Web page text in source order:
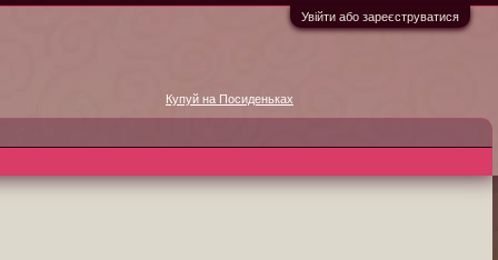
Увійти або зареєструватися
Купуй на Посиденьках